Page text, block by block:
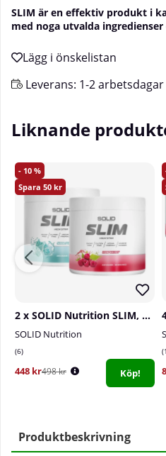
SLIM är en effektiv produkt i
med noga utvalda
Leverans: 1-2 arbetsdagar
Liknande
10
50
2 x SOLID Nutrition SLIM, 240 g
SOLID Nutrition
6
448 kr498 kr Köp!
1
Produktbeskrivning